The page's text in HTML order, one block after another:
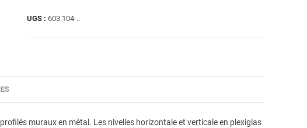
UGS : 603.104-..
muraux en métal. Les nivelles horizontale et verticale en plexiglas